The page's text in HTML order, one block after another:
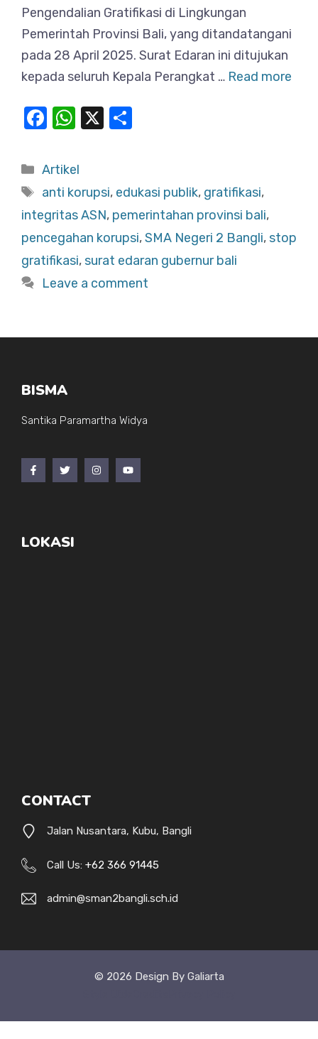
Pengendalian Gratifikasi di Lingkungan
Pemerintah Provinsi Bali, yang ditandatangani
pada 28 April 2025. Surat Edaran ini ditujukan
kepada seluruh Kepala Perangkat … Read more
F
c
e
b
o
o
k
W
at
s
A
p
p
X
e
Categories
Artikel
Tags
anti korupsi, edukasi publik, gratifikasi,
integritas ASN, pemerintahan provinsi bali,
pencegahan korupsi,SMA Negeri 2 Bangli,stop
gratifikasi,surat edaran gubernur bali
Leave a comment
BISMA
Santika Paramartha Widya
LOKASI
CONTACT
Jalan Nusantara, Kubu, Bangli
Call Us: +62 366 91445
admin@sman2bangli.sch.id
© 2026 Design By Galiarta